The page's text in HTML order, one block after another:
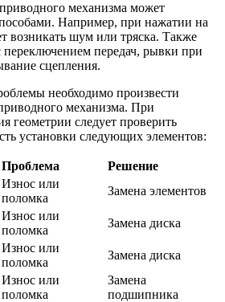
механизма может
Например, при нажатии на
возникать шум или тряска. Также
передач, рывки при
сцепления.
необходимо произвести
механизма. При
геометрии следует проверить
установки следующих элементов:
Проблема
Решение
Износ или
поломка
Замена элементов
Износ или
поломка
Замена диска
Износ или
поломка
Замена диска
Износ или
поломка
Замена
подшипника